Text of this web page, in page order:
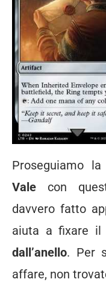
Proseguiamo
Vale con
davvero fatto
aiuta a fixare
dall’anello. Per
affare, non